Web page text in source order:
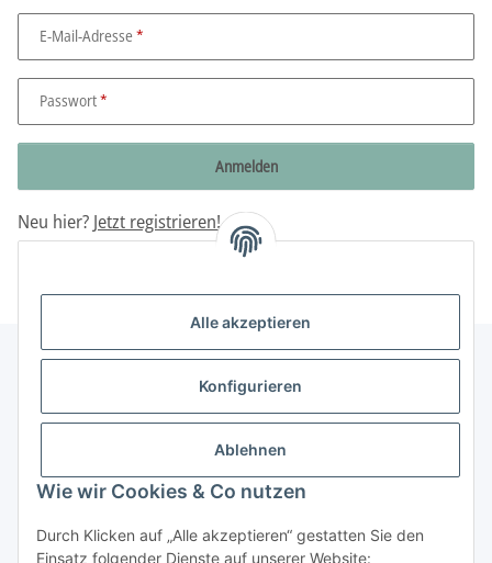
Alle akzeptieren
Konfigurieren
Ablehnen
Wie wir Cookies & Co nutzen
Durch Klicken auf „Alle akzeptieren“ gestatten Sie den
Einsatz folgender Dienste auf unserer Website:
E-Mail-Adresse
Passwort
Anmelden
Neu hier? Jetzt registrieren!
Informationen
Gesetzliche Informationen
Vertrag widerrufen